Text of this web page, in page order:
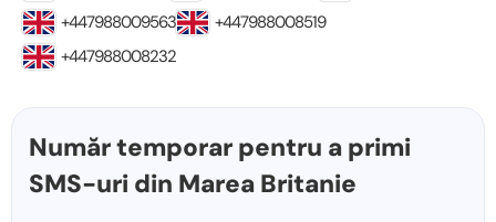
+447988009563
+447988008519
+447988008232
Număr temporar pentru a primi
SMS-uri din Marea Britanie